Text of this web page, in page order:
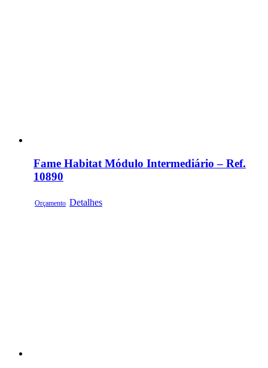
Fame Habitat Módulo Intermediário – Ref.
10890
Orçamento Detalhes